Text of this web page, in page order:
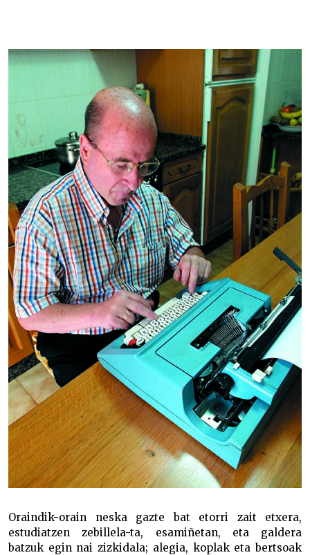
Oraindik-orain neska gazte bat etorri zait etxera,
estudiatzen zebillela-ta, esamiñetan, eta galdera
batzuk egin nai zizkidala; alegia, koplak eta bertsoak